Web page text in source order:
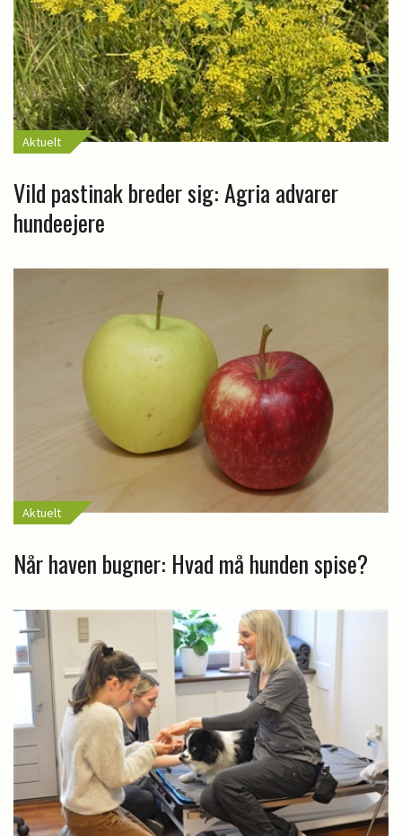
Aktuelt
Vild pastinak breder sig: Agria advarer
hundeejere
Aktuelt
Når haven bugner: Hvad må hunden spise?